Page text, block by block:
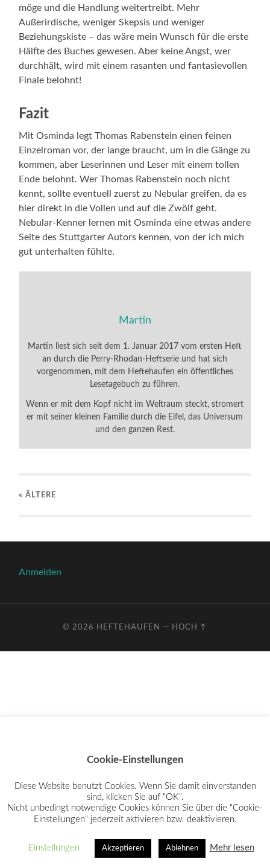
möge und die Handlung weitertreibt. Mehr
Außerirdische, weniger Skepsis und weniger
Beziehungskiste – das wäre mein Wunsch für die erste
Hälfte des Buches gewesen. Aber keine Angst, wer
durchhält, wird mit einem rasanten und fantasievollen
Finale belohnt!
Fazit
Mit Osminda legt Thomas Rabenstein einen feinen
Einzelroman vor, der lange braucht, um in die Gänge zu
kommen, aber Leserinnen und Leser mit einem tollen
Ende belohnt. Wer Thomas Rabenstein noch nicht
kennt, sollte eventuell zuerst zu Nebular greifen, da es
hier direkt in die Vollen und auf die Zwölf geht.
Nebular-Kenner lernen mit Osminda eine etwas andere
Seite des Stuttgarter Autors kennen, von der ich mich
gut unterhalten fühlte.
Martin
Martin liest sich seit dem 1. Januar 2017 vom ersten Heft
an durch die Perry-Rhodan-Heftserie und hat sich
vorgenommen, mit dem Heftehaufen ein öffentliches
Lesetagebuch zu führen.
Wenn er mit dem Kopf nicht im Weltraum steckt, stromert
er mit seiner kleinen Familie durch die Eifel, das Universum
und den ganzen Rest.
« ÄLTERE
Anmelden
© 2026 HEFTEHAUFEN — HOCH ↑
Cookie-Einstellungen
Diese Website benutzt Cookies. Wenn Sie damit einverstanden
sind, klicken Sie auf "OK".
Nicht unbedingt notwendige Cookies können Sie über die "Cookie-
Einstellungen" jederzeit aktivieren bzw. deaktivieren.
Einstellungen Akzeptieren Ablehnen Mehr lesen